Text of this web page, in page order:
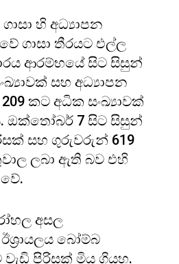
හි අධ්‍යාපන
ගාසා තීරයට එල්ල
ආරම්භයේ සිට සිසුන්
සහ අධ්‍යාපන
කට අධික සංඛ්‍යාවක්
ඔක්තෝබර් 7 සිට සිසුන්
සහ ගුරුවරුන් 619
ලබා ඇති බව එහි
අසල
බෝම්බ
පිරිසක් මිය ගියහ.